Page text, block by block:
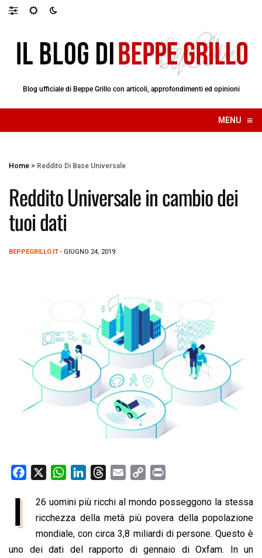
Blog ufficiale di Beppe Grillo con articoli, approfondimenti ed opinioni
MENU ≡
☰
Home > Reddito Di Base Universale
Reddito Universale in cambio dei
tuoi dati
BEPPEGRILLO.IT - GIUGNO 24, 2019
o
W
a
t
s
A
n
k
e
d
r
e
a
d
a
l
p
y
L
i
i
n
t
I
26 uomini più ricchi al mondo posseggono la stessa
ricchezza della metà più povera della popolazione
mondiale, con circa 3,8 miliardi di persone. Questo è
uno dei dati del rapporto di gennaio di Oxfam. In un